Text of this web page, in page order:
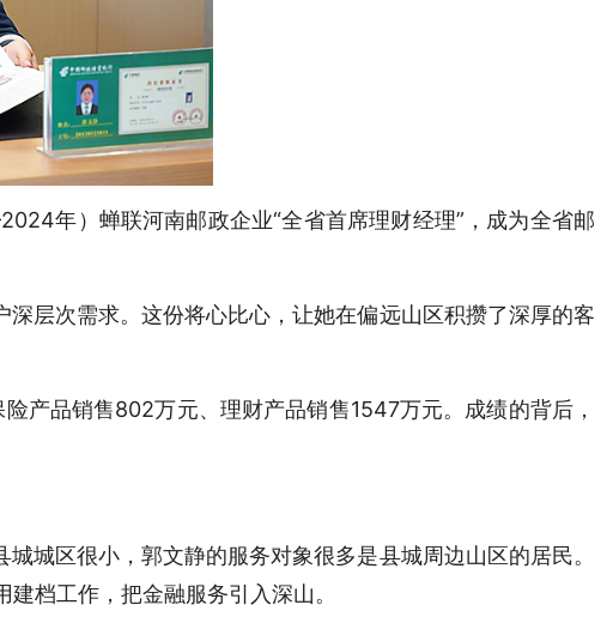
年）蝉联河南邮政企业“全省首席理财经理”，成为全省邮
层次需求。这份将心比心，让她在偏远山区积攒了深厚的客
品销售802万元、理财产品销售1547万元。成绩的背后，
城区很小，郭文静的服务对象很多是县城周边山区的居民。
档工作，把金融服务引入深山。